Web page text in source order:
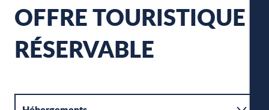
OFFRE TOURISTIQUE
RÉSERVABLE